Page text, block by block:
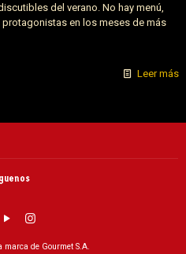
del verano. No hay menú,
en los meses de más
Leer más
de Gourmet S.A.